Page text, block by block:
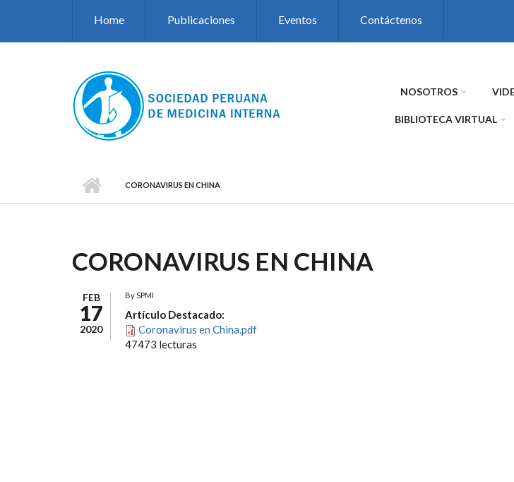
Home Publicaciones Eventos Contáctenos
NOSOTROS
BIBLIOTECA VIRTUAL
CORONAVIRUS EN CHINA
CORONAVIRUS EN CHINA
FEB
17
2020
BySPMI
Artículo Destacado:
Coronavirus en China.pdf
47473 lecturas